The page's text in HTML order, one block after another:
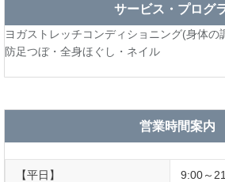
サービス・プログ
ヨガストレッチコンディショニング(身体の
防足つぼ・全身ほぐし・ネイル
営業時間案内
【平日】 9:00～